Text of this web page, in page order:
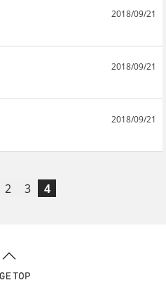
2018/09/21
2018/09/21
2018/09/21
2 3 4